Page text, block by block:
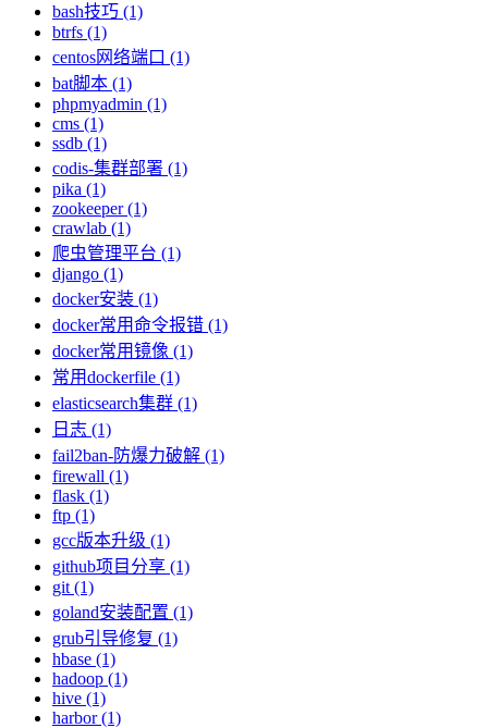
bash技巧 (1)
btrfs (1)
centos网络端口 (1)
bat脚本 (1)
phpmyadmin (1)
cms (1)
ssdb (1)
codis-集群部署 (1)
pika (1)
zookeeper (1)
crawlab (1)
爬虫管理平台 (1)
django (1)
docker安装 (1)
docker常用命令报错 (1)
docker常用镜像 (1)
常用dockerfile (1)
elasticsearch集群 (1)
日志 (1)
fail2ban-防爆力破解 (1)
firewall (1)
flask (1)
ftp (1)
gcc版本升级 (1)
github项目分享 (1)
git (1)
goland安装配置 (1)
grub引导修复 (1)
hbase (1)
hadoop (1)
hive (1)
harbor (1)